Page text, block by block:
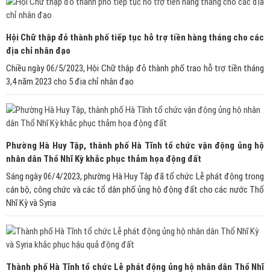
Hội Chữ thập đỏ thành phố tiếp tục hỗ trợ tiền hàng tháng cho các
địa chỉ nhân đạo
Chiều ngày 06/5/2023, Hội Chữ thập đỏ thành phố trao hỗ trợ tiền tháng
3,4 năm 2023 cho 5 địa chỉ nhân đạo
Phường Hà Huy Tập, thành phố Hà Tĩnh tổ chức vận động ủng hộ
nhân dân Thổ Nhĩ Kỳ khắc phục thảm họa động đất
Sáng ngày 06/4/2023, phường Hà Huy Tập đã tổ chức Lễ phát động trong
cán bộ, công chức và các tổ dân phố ủng hộ động đất cho các nước Thổ
Nhĩ Kỳ và Syria
Thành phố Hà Tĩnh tổ chức Lễ phát động ủng hộ nhân dân Thổ Nhĩ